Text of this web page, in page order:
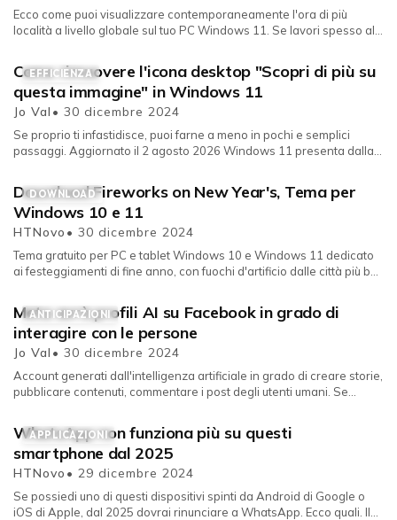
Ecco come puoi visualizzare contemporaneamente l'ora di più
località a livello globale sul tuo PC Windows 11. Se lavori spesso al
EFFICIENZA
Come rimuovere l'icona desktop "Scopri di più su
questa immagine" in Windows 11
Jo Val• 30 dicembre 2024
Se proprio ti infastidisce, puoi farne a meno in pochi e semplici
passaggi. Aggiornato il 2 agosto 2026 Windows 11 presenta dalla
DOWNLOAD
Download Fireworks on New Year's, Tema per
Windows 10 e 11
HTNovo• 30 dicembre 2024
Tema gratuito per PC e tablet Windows 10 e Windows 11 dedicato
ai festeggiamenti di fine anno, con fuochi d'artificio dalle città più b...
ANTICIPAZIONI
Meta avrà profili AI su Facebook in grado di
interagire con le persone
Jo Val• 30 dicembre 2024
Account generati dall'intelligenza artificiale in grado di creare storie,
pubblicare contenuti, commentare i post degli utenti umani. Se...
APPLICAZIONI
WhatsApp non funziona più su questi
smartphone dal 2025
HTNovo• 29 dicembre 2024
Se possiedi uno di questi dispositivi spinti da Android di Google o
iOS di Apple, dal 2025 dovrai rinunciare a WhatsApp. Ecco quali. Il